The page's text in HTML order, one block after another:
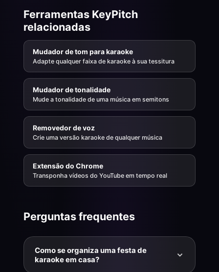
Ferramentas KeyPitch
relacionadas
Mudador de tom para karaoke
Adapte qualquer faixa de karaoke à sua tessitura
Mudador de tonalidade
Mude a tonalidade de uma música em semitons
Removedor de voz
Crie uma versão karaoke de qualquer música
Extensão do Chrome
Transponha vídeos do YouTube em tempo real
Perguntas frequentes
Como se organiza uma festa de
karaoke em casa?